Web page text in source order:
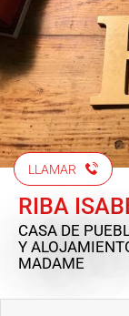
LLAMAR
RIBA
CASA DE
Y
MADAME